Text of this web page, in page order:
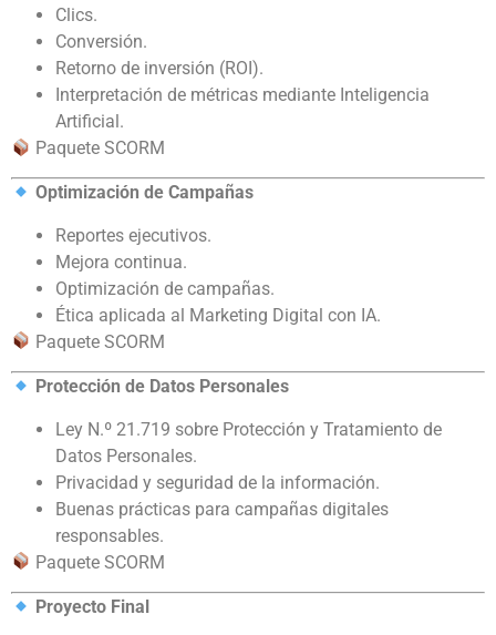
Clics.
Conversión.
Retorno de inversión (ROI).
Interpretación de métricas mediante Inteligencia
Artificial.
Paquete SCORM
Optimización de Campañas
Reportes ejecutivos.
Mejora continua.
Optimización de campañas.
Ética aplicada al Marketing Digital con IA.
Paquete SCORM
Protección de Datos Personales
Ley N.º 21.719 sobre Protección y Tratamiento de
Datos Personales.
Privacidad y seguridad de la información.
Buenas prácticas para campañas digitales
responsables.
Paquete SCORM
Proyecto Final